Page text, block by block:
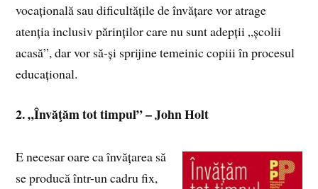
vocațională sau dificultățile de învățare vor atrage
atenția inclusiv părinților care nu sunt adepții „școlii
acasă”, dar vor să-și sprijine temeinic copiii în procesul
educațional.
2. „Învăţăm tot timpul” – John Holt
E necesar oare ca învățarea să
se producă într-un cadru fix,